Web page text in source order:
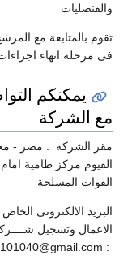
والقنصليات
تقوم بالمتابعة مع
فى مرحلة انهاء
يمكنكم
مع الشركة
مقر الشركة : مصر -
الفيوم مركز طامية
القوات المسلحة
البريد الالكترونى
الاعمال وتسجيل
: h10101040@gmail.com